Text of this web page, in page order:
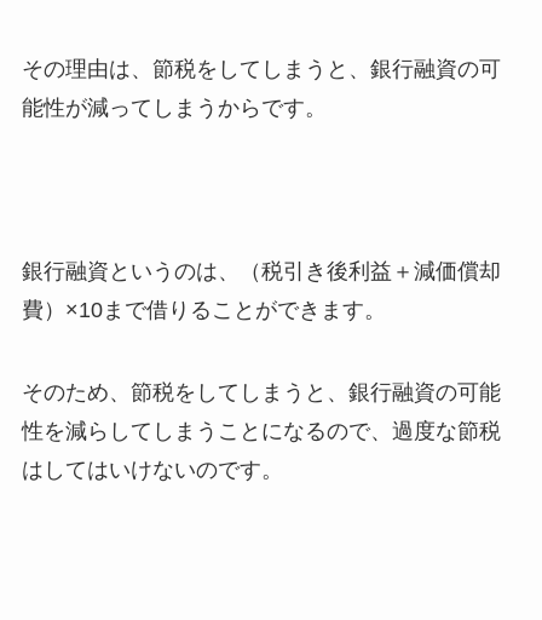
その理由は、節税をしてしまうと、銀行融資の可
能性が減ってしまうからです。
銀行融資というのは、（税引き後利益＋減価償却
費）×10まで借りることができます。
そのため、節税をしてしまうと、銀行融資の可能
性を減らしてしまうことになるので、過度な節税
はしてはいけないのです。